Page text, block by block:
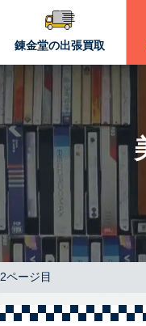
錬金堂の出張買取
2ページ目